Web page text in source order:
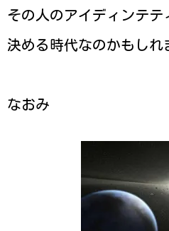
その人のアイディンテテ
決める時代なのかもしれ
なおみ